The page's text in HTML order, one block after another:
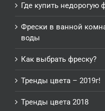
Где купить недорогую
Фрески в ванной
воды
Как выбрать фреску?
Тренды цвета – 2019г!
Тренды цвета 2018